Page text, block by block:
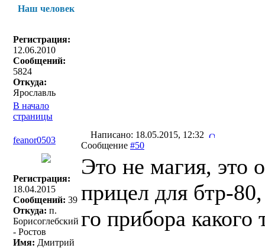
Наш человек
Регистрация:
12.06.2010
Сообщений:
5824
Откуда:
Ярославль
В начало
страницы
feanor0503
Написано: 18.05.2015, 12:32
Сообщение #50
Регистрация:
18.04.2015
Сообщений: 39
Откуда: п.
Борисоглебский
- Ростов
Имя: Дмитрий
Это не магия, это
прицел для бтр-
го прибора какого